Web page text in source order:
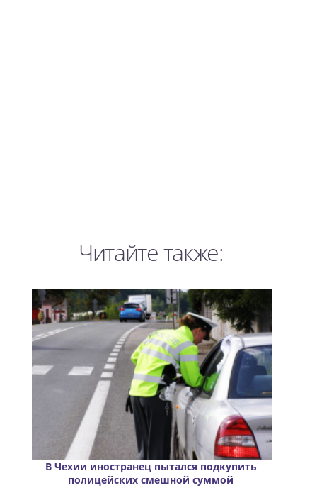
Читайте также:
В Чехии иностранец пытался подкупить
полицейских смешной суммой